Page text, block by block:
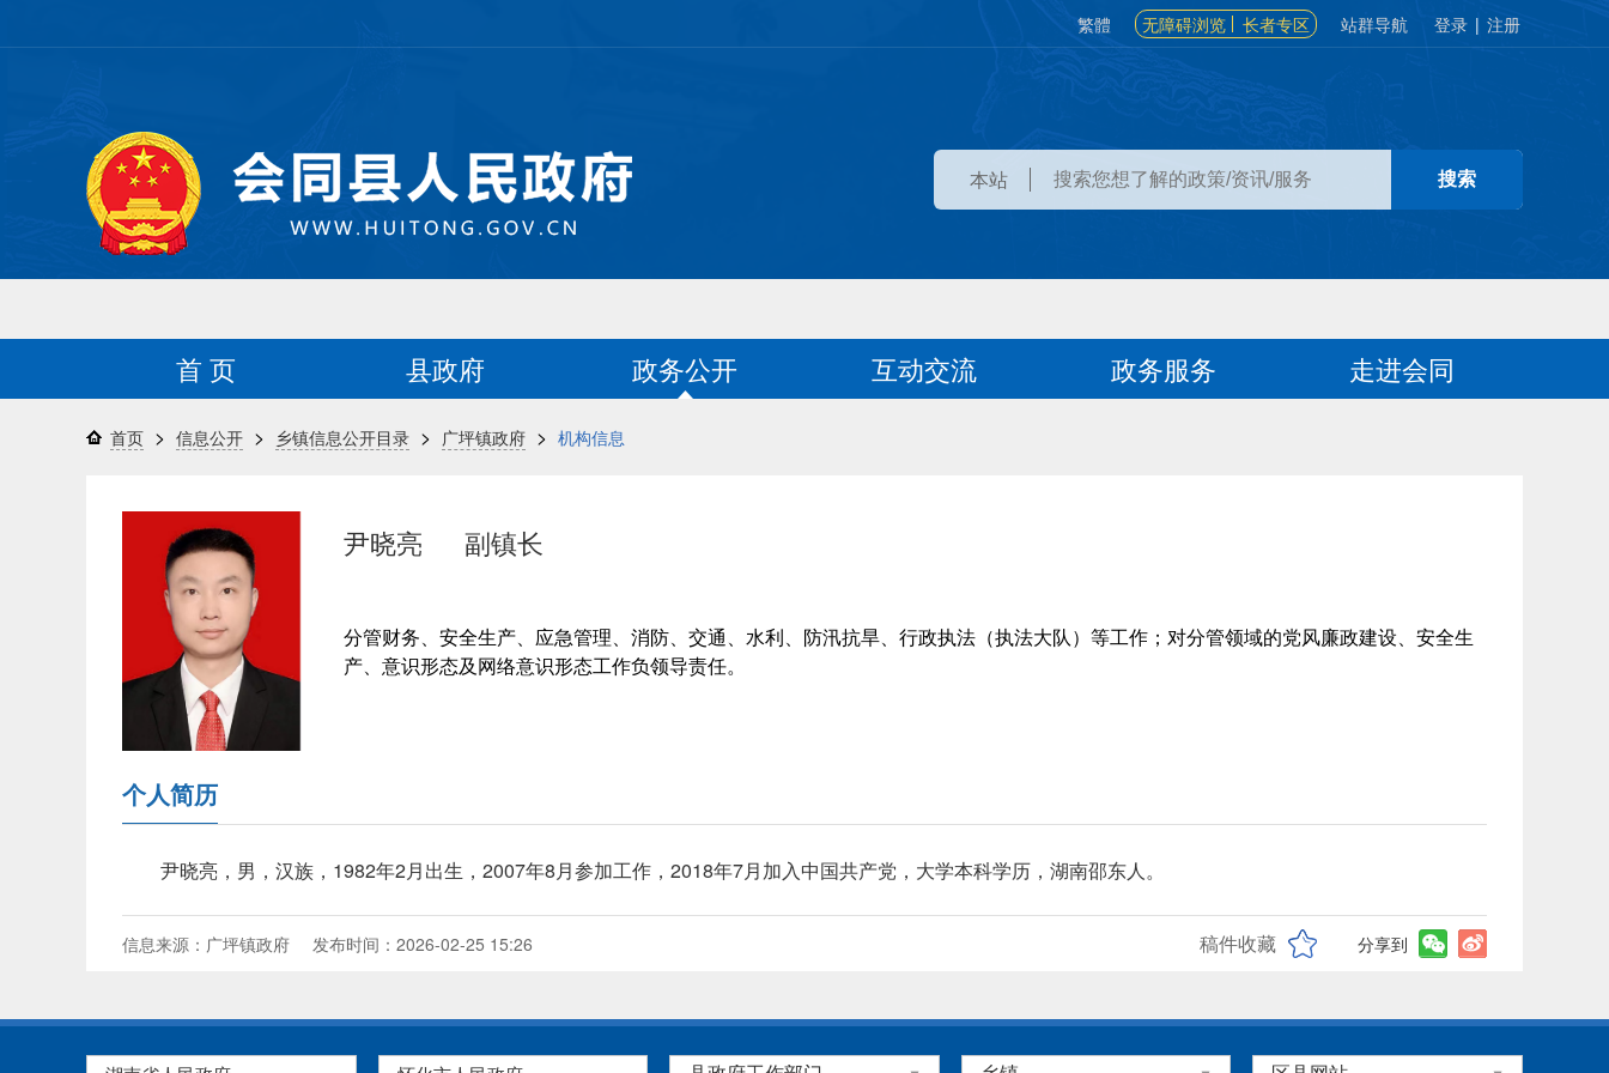
繁體 无障碍浏览 长者专区 站群导航 登录 | 注册
本站
首 页 县政府 政务公开 互动交流 政务服务 走进会同
首页 > 信息公开 > 乡镇信息公开目录 > 广坪镇政府 > 机构信息
尹晓亮 副镇长
分管财务、安全生产、应急管理、消防、交通、水利、防汛抗旱、行政执法（执法大队）等工作；对分管领域的党风廉政建设、安全生
产、意识形态及网络意识形态工作负领导责任。
个人简历
尹晓亮，男，汉族，1982年2月出生，2007年8月参加工作，2018年7月加入中国共产党，大学本科学历，湖南邵东人。
信息来源：广坪镇政府 发布时间：2026-02-25 15:26 稿件收藏 分享到